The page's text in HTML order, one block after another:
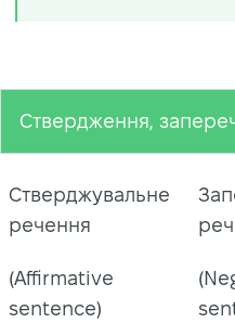
Ствердження,
Стверджувальне
речення
(Affirmative
sentence)